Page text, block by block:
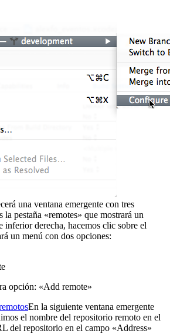
una ventana emergente con tres
la pestaña «remotes» que mostrará un
inferior derecha, hacemos clic sobre el
un menú con dos opciones:
opción: «Add remote»
En la siguiente ventana emergente
el nombre del repositorio remoto en el
del repositorio en el campo «Address»